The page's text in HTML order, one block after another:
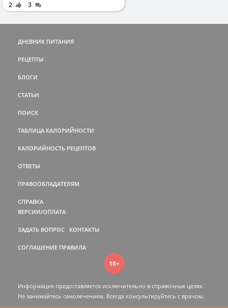
2 3
ДНЕВНИК ПИТАНИЯ
РЕЦЕПТЫ
БЛОГИ
СТАТЬИ
ПОИСК
ТАБЛИЦА КАЛОРИЙНОСТИ
КАЛОРИЙНОСТЬ РЕЦЕПТОВ
ОТВЕТЫ
ПРАВООБЛАДАТЕЛЯМ
СПРАВКА
ВЕРСИИ/ОПЛАТА
ЗАДАТЬ ВОПРОС КОНТАКТЫ
СОГЛАШЕНИЕ ПРАВИЛА
18+
Информация предоставляется исключительно в справочных целях.
Не занимайтесь самолечением. Всегда консультируйтесь c врачом.